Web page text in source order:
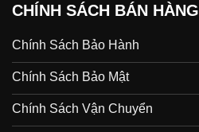
CHÍNH SÁCH BÁN HÀNG
Chính Sách Bảo Hành
Chính Sách Bảo Mật
Chính Sách Vận Chuyển